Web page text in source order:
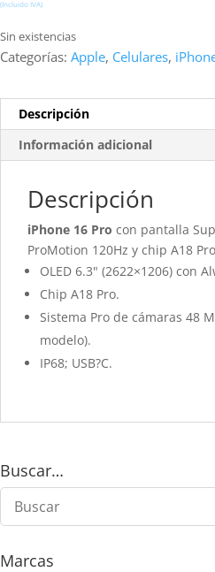
(Incluido IVA)
Sin existencias
Categorías: Apple, Celulares,
Descripción
Información adicional
Descripción
iPhone 16 Pro con pantalla
ProMotion 120Hz y chip A18
OLED 6.3" (2622×1206) con
Chip A18 Pro.
Sistema Pro de cámaras 48
modelo).
IP68; USB?C.
Buscar…
Marcas